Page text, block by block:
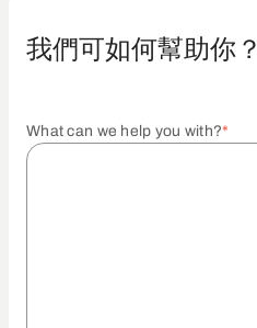
我們可如何幫助你？
What can we help you with?*